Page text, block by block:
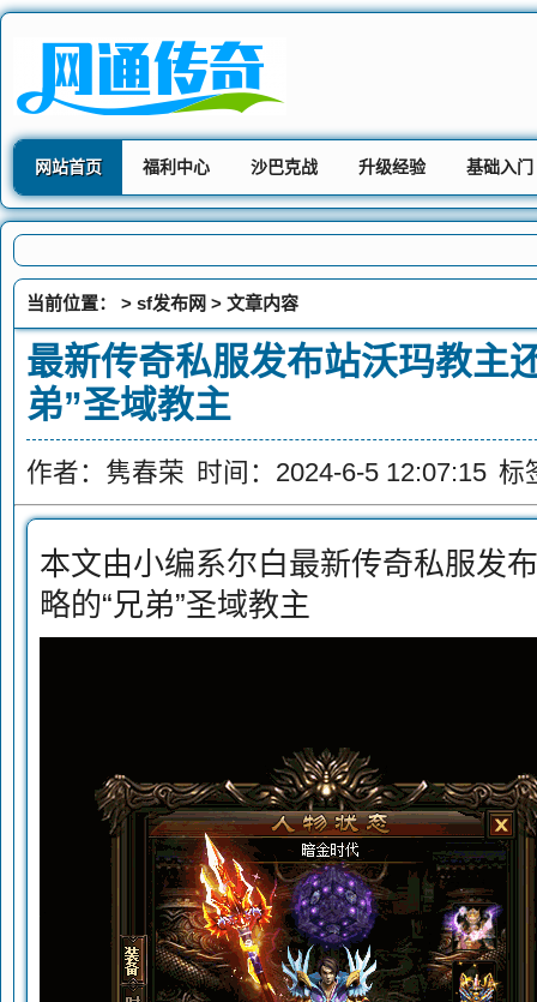
网站首页 福利中心 沙巴克战 升级经验 基础入门
当前位置： > sf发布网 > 文章内容
最新传奇私服发布站沃玛教主
弟”圣域教主
作者：隽春荣 时间：2024-6-5 12:07:15 标
本文由小编系尔白最新传奇私服发
略的“兄弟”圣域教主